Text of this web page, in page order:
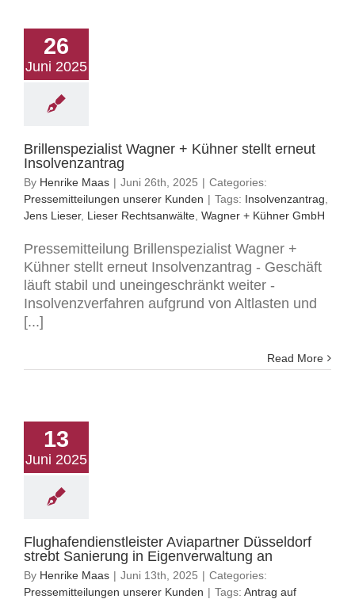
26
Juni 2025
Brillenspezialist Wagner + Kühner stellt erneut
Insolvenzantrag
By Henrike Maas | Juni 26th, 2025 | Categories:
Pressemitteilungen unserer Kunden | Tags: Insolvenzantrag
Jens Lieser, Lieser Rechtsanwälte Wagner + Kühner GmbH
Pressemitteilung Brillenspezialist Wagner +
Kühner stellt erneut Insolvenzantrag - Geschäft
läuft stabil und uneingeschränkt weiter -
Insolvenzverfahren aufgrund von Altlasten und
[...]
Read More
13
Juni 2025
Flughafendienstleister Aviapartner Düsseldorf
strebt Sanierung in Eigenverwaltung an
By Henrike Maas | Juni 13th, 2025 | Categories:
Pressemitteilungen unserer Kunden | Tags: Antrag auf